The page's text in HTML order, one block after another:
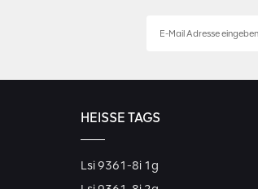
HEISSE TAGS
Lsi 9361-8i 1g